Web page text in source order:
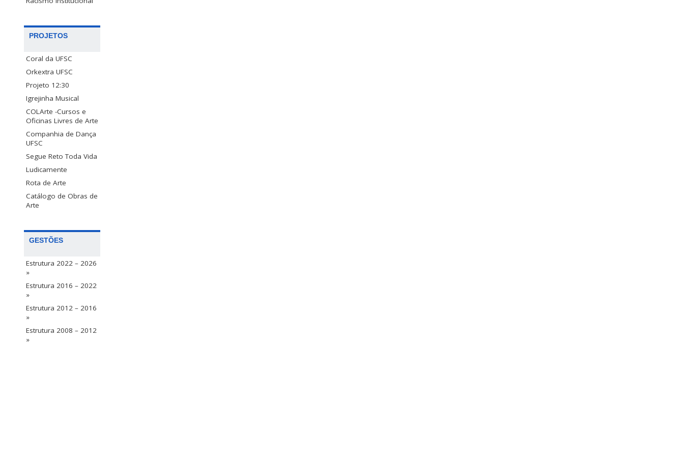
PROJETOS
Coral da UFSC
Orkextra UFSC
Projeto 12:30
Igrejinha Musical
COLArte -Cursos e
Oficinas Livres de Arte
Companhia de Dança
UFSC
Segue Reto Toda Vida
Ludicamente
Rota de Arte
Catálogo de Obras de
Arte
GESTÕES
Estrutura 2022 – 2026
»
Estrutura 2016 – 2022
»
Estrutura 2012 – 2016
»
Estrutura 2008 – 2012
»